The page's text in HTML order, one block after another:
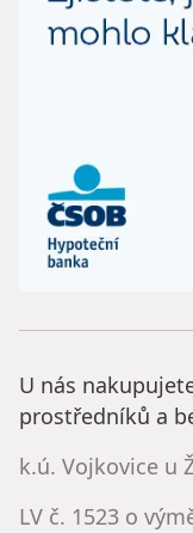
U nás
prostředníků a
k.ú. Vojkovice u
LV č. 1523 o